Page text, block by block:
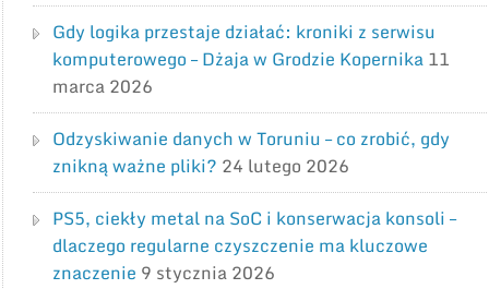
Gdy logika przestaje działać: kroniki z serwisu
komputerowego – Dżaja w Grodzie Kopernika11
marca 2026
Odzyskiwanie danych w Toruniu – co zrobić, gdy
znikną ważne pliki? 24 lutego 2026
PS5, ciekły metal na SoC i konserwacja konsoli –
dlaczego regularne czyszczenie ma kluczowe
znaczenie 9 stycznia 2026